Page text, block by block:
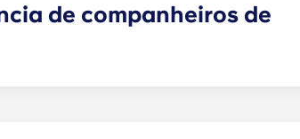
de companheiros de